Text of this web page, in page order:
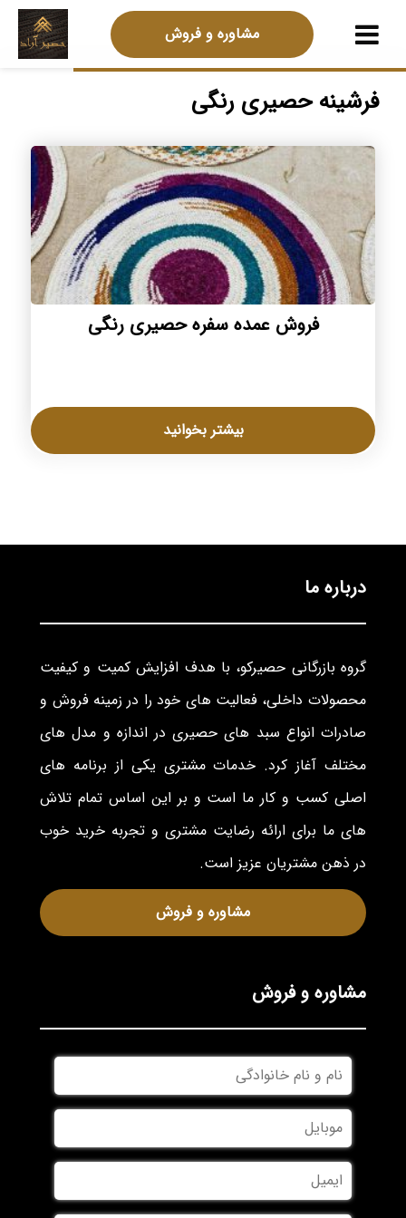
مشاوره و فروش
فرشینه حصیری رنگی
فروش عمده سفره حصیری رنگی
بیشتر بخوانید
درباره ما
گروه بازرگانی حصیرکو، با هدف افزایش کمیت و کیفیت
محصولات داخلی، فعالیت های خود را در زمینه فروش و
صادرات انواع سبد های حصیری در اندازه و مدل های
مختلف آغاز کرد. خدمات مشتری یکی از برنامه های
اصلی کسب و کار ما است و بر این اساس تمام تلاش
های ما برای ارائه رضایت مشتری و تجربه خرید خوب
در ذهن مشتریان عزیز است.
مشاوره و فروش
مشاوره و فروش
نام
و
نام
خانوادگی
موبایل
ایمیل